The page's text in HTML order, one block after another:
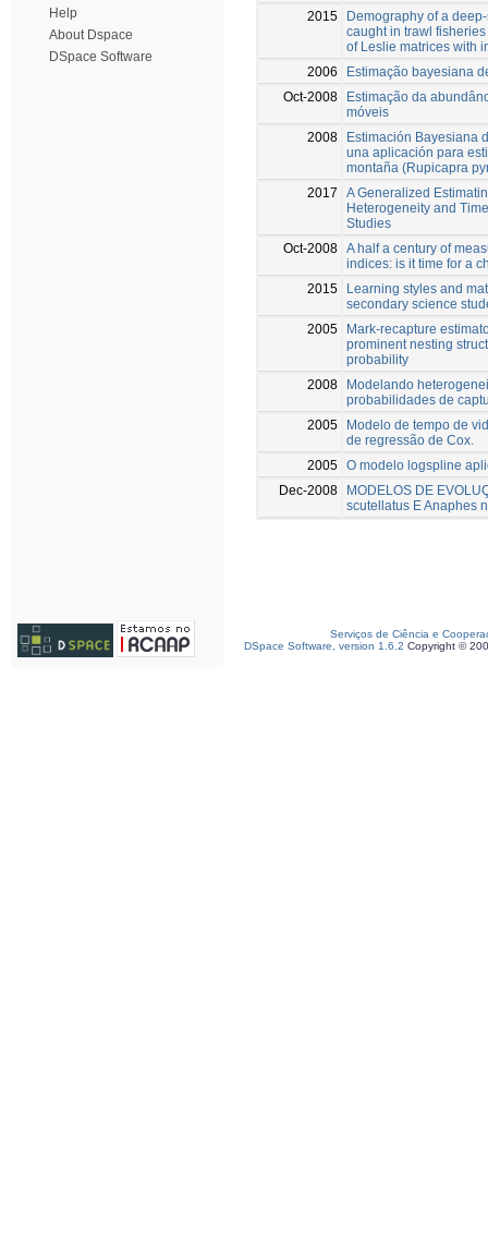
Help
About Dspace
DSpace Software
2015
Demography of a
caught in trawl
of Leslie matrices with
2006
Estimação bayesiana
Oct-2008
Estimação da
móveis
2008
Estimación Bayesiana
una aplicación para
montaña (Rupicapra
2017
A Generalized
Heterogeneity and
Studies
Oct-2008 A half a century of
indices: is it time for a
2015
Learning styles and
secondary science
2005
Mark-recapture
prominent nesting
probability
2008
Modelando
probabilidades de
2005
Modelo de tempo de
de regressão de Cox.
2005 O modelo logspline
Dec-2008
MODELOS DE
scutellatus E Anaphes
Serviços de Ciência e
DSpace Software, version 1.6.2 Copyright ©